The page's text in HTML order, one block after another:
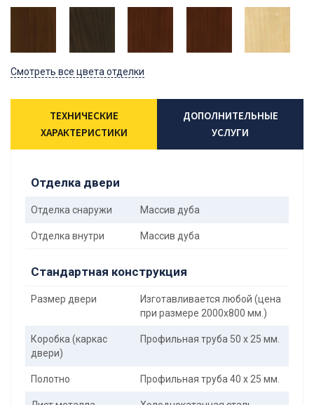
Смотреть все цвета отделки
ТЕХНИЧЕСКИЕ
ХАРАКТЕРИСТИКИ
ДОПОЛНИТЕЛЬНЫЕ
УСЛУГИ
Отделка двери
Отделка снаружи Массив дуба
Отделка внутри Массив дуба
Стандартная конструкция
Размер двери
Изготавливается любой (цена
при размере 2000x800 мм.)
Коробка (каркас
двери)
Профильная труба 50 х 25 мм.
Полотно Профильная труба 40 х 25 мм.